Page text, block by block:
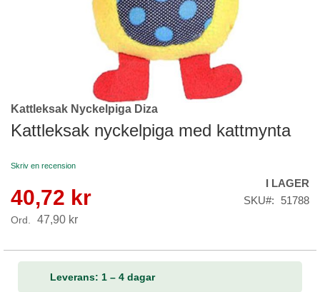
Skip
to
the
of
images
gallery
Kattleksak Nyckelpiga Diza
Kattleksak nyckelpiga med kattmynta
Skriv en recension
Reapris
40,72 kr
Ord. 47,90 kr
I LAGER
SKU
51788
Leverans: 1 – 4 dagar